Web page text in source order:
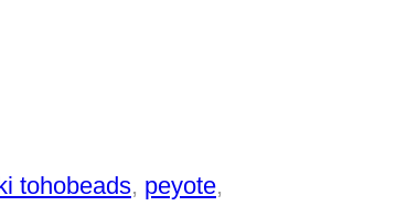
tohobeads, peyote